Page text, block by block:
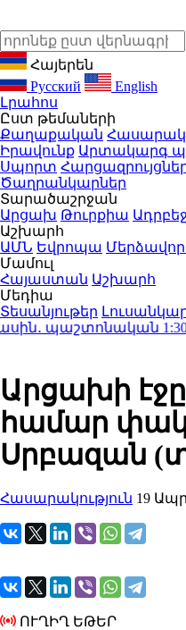
Հայերեն
Русский
English
Լրահոս
Ըստ թեմաների
Քաղաքական
Իրավունք Արտակարգ
Սպորտ
Ծաղրանկարներ
Տարածաշրջան
Արցախ Թուրքիա
Աշխարհ
ԱՄՆ Եվրոպա Մերձավոր
Մամուլ
Հայաստան Աշխարհ
Մեդիա
Տեսանյութեր
պաշտոնական1:30
Արցախի էջը
համար
Սրբազան
Հասարակություն 19
ՈՒՂԻՂ ԵԹԵՐ